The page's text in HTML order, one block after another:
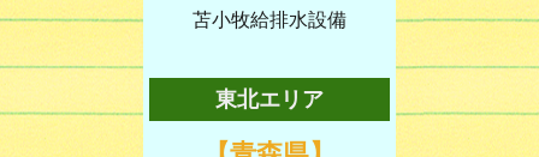
苫小牧給排水設備
東北エリア